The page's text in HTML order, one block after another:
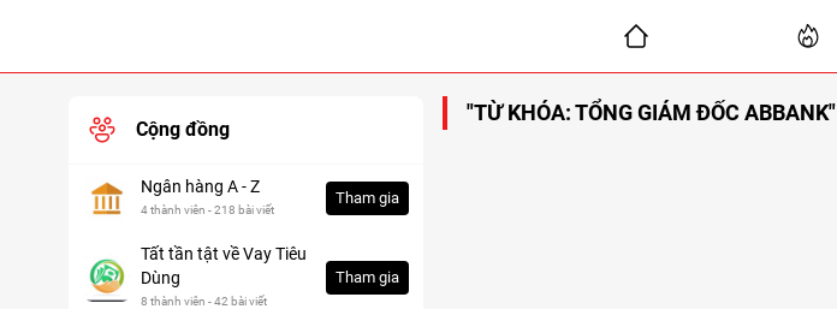
Cộng đồng
Ngân hàng A - Z
4 thành viên - 218 bài viết
Tham gia
Tất tần tật về Vay Tiêu
Dùng
8 thành viên - 42 bài viết
Tham gia
"TỪ KHÓA: TỔNG GIÁM ĐỐC ABBANK"